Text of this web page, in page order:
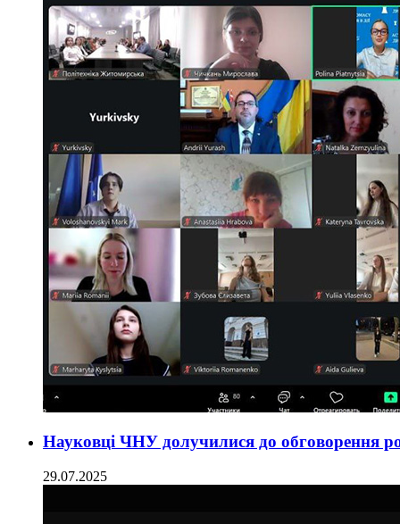
Науковці ЧНУ долучилися до обговорення
29.07.2025